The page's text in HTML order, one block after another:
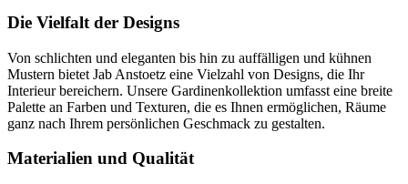
Die Vielfalt der Designs
Von schlichten und eleganten bis hin zu auffälligen und kühnen
Mustern bietet Jab Anstoetz eine Vielzahl von Designs, die Ihr
Interieur bereichern. Unsere Gardinenkollektion umfasst eine breite
Palette an Farben und Texturen, die es Ihnen ermöglichen, Räume
ganz nach Ihrem persönlichen Geschmack zu gestalten.
Materialien und Qualität